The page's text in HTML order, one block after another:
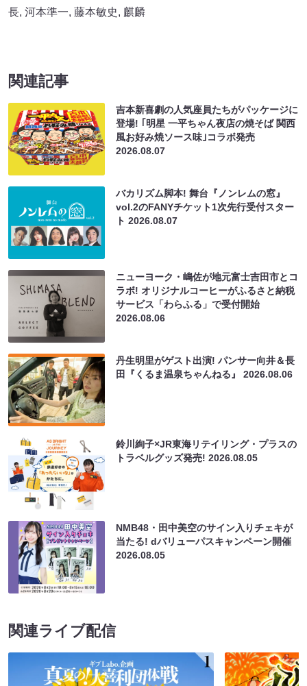
長, 河本準一, 藤本敏史, 麒麟
関連記事
吉本新喜劇の人気座員たちがパッケージに
登場! ｢明星 一平ちゃん夜店の焼そば 関西
風お好み焼ソース味｣コラボ発売
2026.08.07
バカリズム脚本! 舞台『ノンレムの窓』
vol.2のFANYチケット1次先行受付スター
ト2026.08.07
ニューヨーク・嶋佐が地元富士吉田市とコ
ラボ! オリジナルコーヒーがふるさと納税
サービス「わらふる」で受付開始
2026.08.06
丹生明里がゲスト出演! パンサー向井＆長
田『くるま温泉ちゃんねる』2026.08.06
鈴川絢子×JR東海リテイリング・プラスの
トラベルグッズ発売!2026.08.05
NMB48・田中美空のサイン入りチェキが
当たる! dバリューパスキャンペーン開催
2026.08.05
関連ライブ配信